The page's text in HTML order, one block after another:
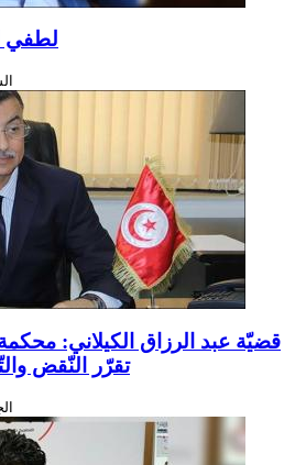
لطفي
قضيّة عبد الرزاق الكيلاني:
تقرّر النّقض